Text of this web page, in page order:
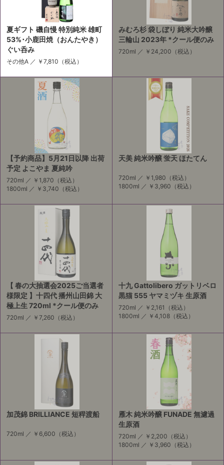
夏ギフト 磯自慢 特別純米 雄町
53%･小鹿田焼（おんたやき）
ぐい呑み
その他A ／ ￥7,810 （税込）
みむろ杉 袋しぼり 純米大吟醸
三輪山 2023年 *クール便のみ
720ml ／ ￥24,200 （税込）
【予約商品】5月21日以降 出荷
予定 よこやま 夏純吟
720ml ／ ￥1,870 （税込）
1800ml ／ ￥3,740 （税込）
天美 純米吟醸 蛍天 ほたてん
720ml ／ ￥1,980 （税込）
1800ml ／ ￥3,960 （税込）
【 春の大抽選会2025ご当選者
様限定 】十四代 播州山田錦 大
極上生 720ml *クール便のみ
720ml ／ ￥7,260 （税込）
十九 Gattolibero ガットリベロ
黒猫 555 ヤマミヅキ 生原酒
720ml ／ ￥2,161 （税込）
1800ml ／ ￥4,108（税込）
加茂錦 BRILLIANCE 短稈渡船
720ml ／ ￥6,600 （税込）
雁木 純米吟醸 FUNADE 無濾過
生原酒
720ml ／ ￥2,200 （税込）
1800ml ／ ￥3,960 （税込）